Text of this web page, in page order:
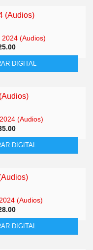
2024 (Audios)
El
actual
es:
US$25.00.
DIGITAL
(Audios)
El
actual
es:
US$35.00.
DIGITAL
(Audios)
El
actual
es:
US$28.00.
DIGITAL